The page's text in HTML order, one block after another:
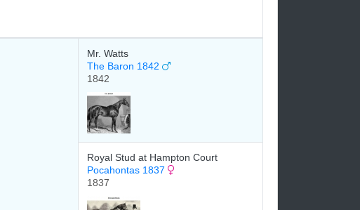
Mr. Watts
The Baron 1842
1842
Royal Stud at Hampton Court
Pocahontas 1837
1837